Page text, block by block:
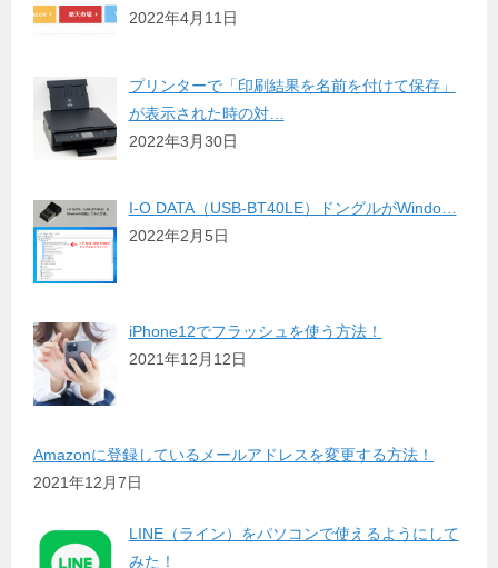
2022年4月11日
プリンターで「印刷結果を名前を付けて保存」
が表示された時の対…
2022年3月30日
I-O DATA（USB-BT40LE）ドングルがWindo…
2022年2月5日
iPhone12でフラッシュを使う方法！
2021年12月12日
Amazonに登録しているメールアドレスを変更する方法！
2021年12月7日
LINE（ライン）をパソコンで使えるようにして
みた！